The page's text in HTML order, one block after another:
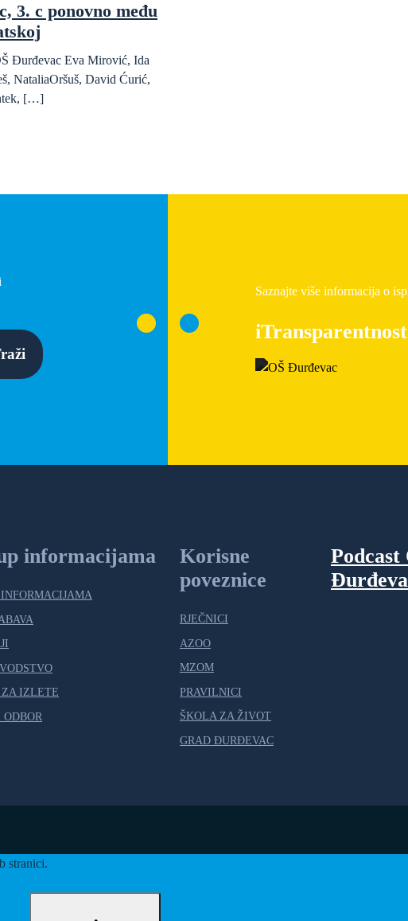
3. c ponovno među
Đurđevac Eva Mirović, Ida
NataliaOršuš, David Ćurić,
[…]
Saznajte više informacija o
iTransparentnost
informacijama
ZA IZLETE
Korisne
poveznice
RJEČNICI
AZOO
MZOM
PRAVILNICI
ŠKOLA ZA ŽIVOT
GRAD ĐURĐEVAC
Podcast
stranici.